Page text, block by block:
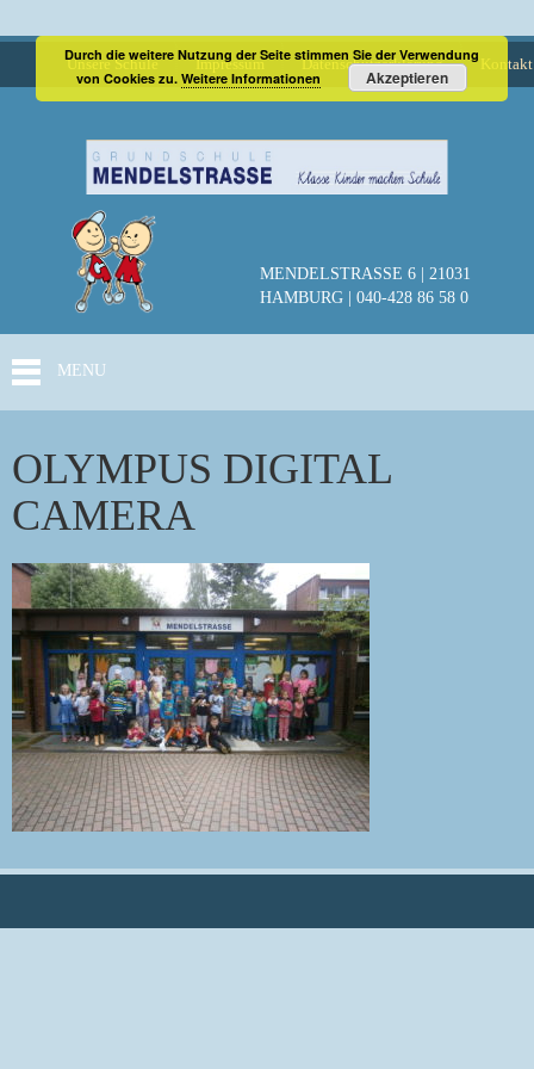
Unsere Schule Impressum Datenschutzerklärung Kontakt
MENDELSTRASSE 6 | 21031
HAMBURG | 040-428 86 58 0
MENU
OLYMPUS DIGITAL
CAMERA
Durch die weitere Nutzung der Seite stimmen Sie der Verwendung
von Cookies zu. Weitere Informationen Akzeptieren